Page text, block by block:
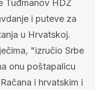
Tuđmanov HDZ
i puteve za
u Hrvatskoj.
"izručio Srbe
onu poštapalicu
i hrvatskim i